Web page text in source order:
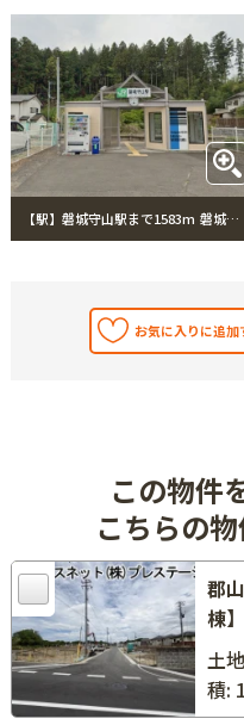
【駅】磐城守山駅まで1583m 磐城守山駅
お気に入りに追加
この物件
こちらの
郡
棟
土
積: